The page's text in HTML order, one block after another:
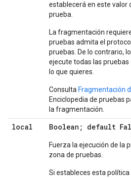
establecerá en este valor
prueba.
La fragmentación
pruebas admita el
pruebas. De lo contrario,
ejecute todas las
lo que quieres.
Consulta Fragmentación
Enciclopedia de pruebas
la fragmentación.
local Boolean; default
Fuerza la ejecución de la
zona de pruebas.
Si estableces esta